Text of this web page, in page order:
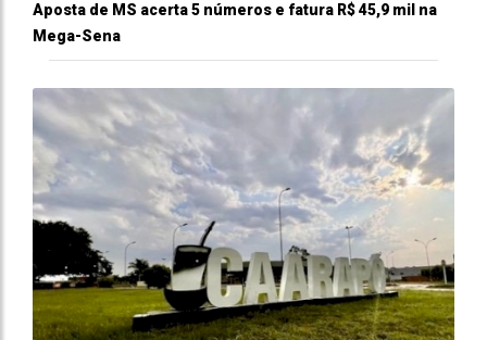
Aposta de MS acerta 5 números e fatura R$ 45,9 mil na
Mega-Sena